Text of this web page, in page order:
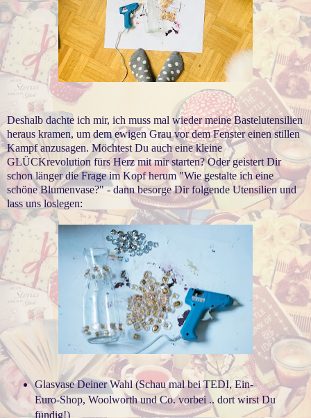
Deshalb dachte ich mir, ich muss mal wieder meine Bastelutensilien
heraus kramen, um dem ewigen Grau vor dem Fenster einen stillen
Kampf anzusagen. Möchtest Du auch eine kleine
GLÜCKrevolution fürs Herz mit mir starten? Oder geistert Dir
schon länger die Frage im Kopf herum "Wie gestalte ich eine
schöne Blumenvase?" - dann besorge Dir folgende Utensilien und
lass uns loslegen:
Glasvase Deiner Wahl (Schau mal bei TEDI, Ein-
Euro-Shop, Woolworth und Co. vorbei .. dort wirst Du
fündig!)